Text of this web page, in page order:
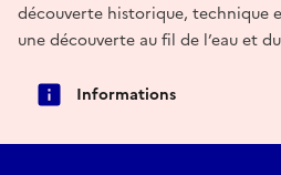
découverte historique, technique
une découverte au fil de l’eau et
Informations